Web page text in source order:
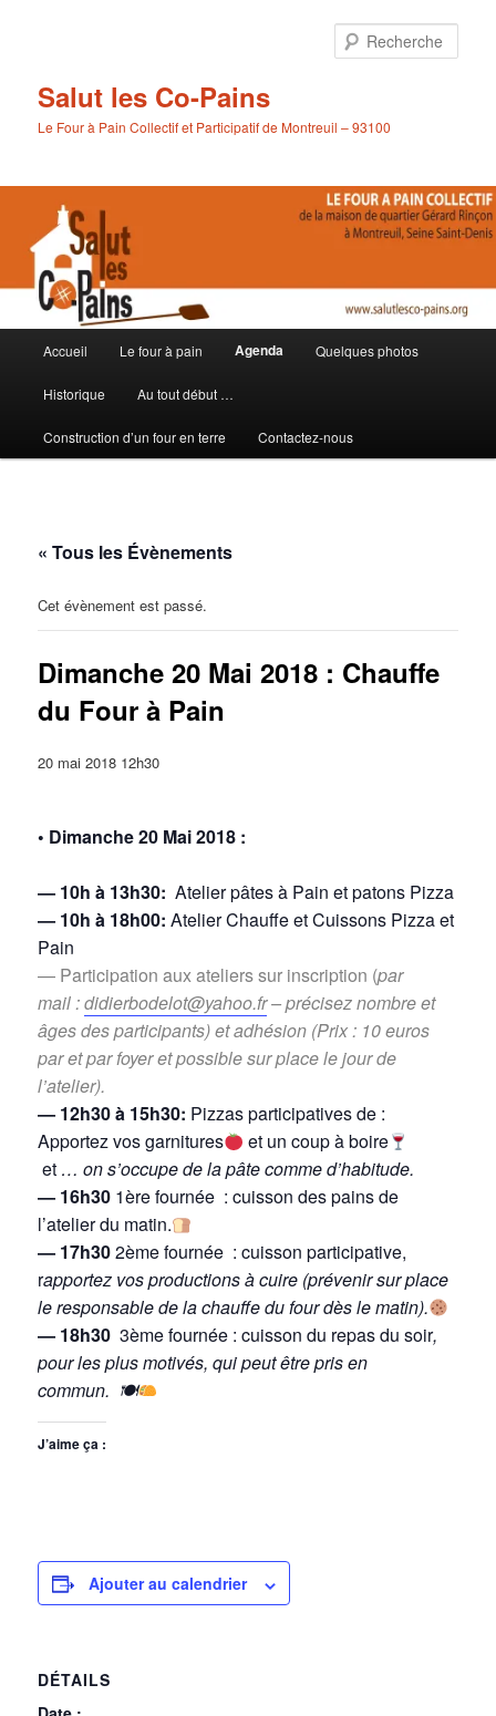
Salut les Co-Pains
Le Four à Pain Collectif et Participatif de Montreuil – 93100
principal
Accueil Le four à pain Agenda Quelques photos
Historique Au tout début …
Construction d’un four en terre Contactez-nous
« Tous les Évènements
Cet évènement est passé.
Dimanche 20 Mai 2018 : Chauffe
du Four à Pain
20 mai 2018 12h30
• Dimanche 20 Mai 2018 :
— 10h à 13h30: Atelier pâtes à Pain et patons Pizza
— 10h à 18h00: Atelier Chauffe et Cuissons Pizza et
Pain
— Participation aux ateliers sur inscription (par
mail :didierbodelot@yahoo.fr– précisez nombre et
âges des participants) et adhésion (Prix : 10 euros
par et par foyer et possible sur place le jour de
l’atelier).
— 12h30 à 15h30: Pizzas participatives de :
Apportez vos garnitures
et un coup à boire
et … on s’occupe de la pâte comme d’habitude.
— 16h30 1ère fournée : cuisson des pains de
l’atelier du matin.
— 17h302ème fournée : cuisson participative,
rapportez vos productions à cuire (prévenir sur place
le responsable de la chauffe du four dès le matin).
— 18h30 3ème fournée : cuisson du repas du soir,
pour les plus motivés, qui peut être pris en
commun. 🍽
J’aime ça :
Ajouter au calendrier
DÉTAILS